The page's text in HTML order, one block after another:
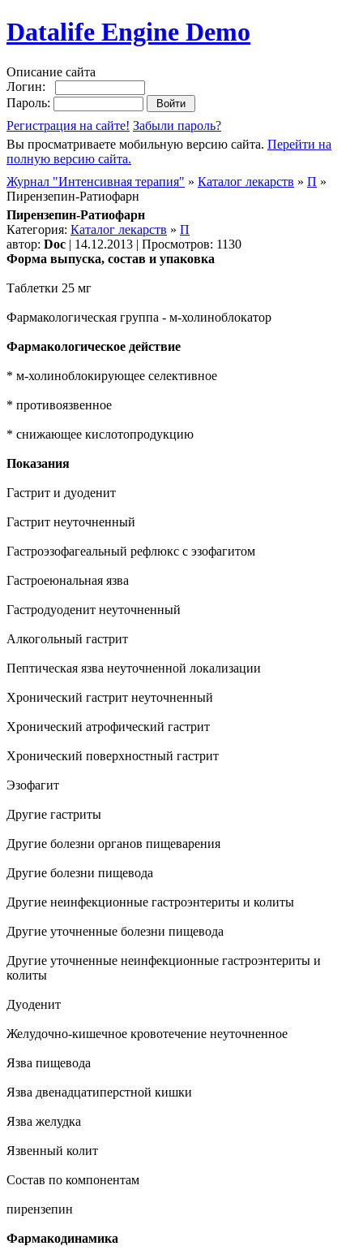
Datalife Engine Demo
Описание сайта
Логин:
Пароль:
Регистрация на сайте! Забыли пароль?
Вы просматриваете мобильную версию сайта. Перейти на
полную версию сайта.
Журнал "Интенсивная терапия" » Каталог лекарств » П »
Пирензепин-Ратиофарн
Пирензепин-Ратиофарн
Категория: Каталог лекарств » П
автор: Doc | 14.12.2013 | Просмотров: 1130
Форма выпуска, состав и упаковка
Таблетки 25 мг
Фармакологическая группа - м-холиноблокатор
Фармакологическое действие
* м-холиноблокирующее селективное
* противоязвенное
* снижающее кислотопродукцию
Показания
Гастрит и дуоденит
Гастрит неуточненный
Гастроэзофагеальный рефлюкс с эзофагитом
Гастроеюнальная язва
Гастродуоденит неуточненный
Алкогольный гастрит
Пептическая язва неуточненной локализации
Хронический гастрит неуточненный
Хронический атрофический гастрит
Хронический поверхностный гастрит
Эзофагит
Другие гастриты
Другие болезни органов пищеварения
Другие болезни пищевода
Другие неинфекционные гастроэнтериты и колиты
Другие уточненные болезни пищевода
Другие уточненные неинфекционные гастроэнтериты и
колиты
Дуоденит
Желудочно-кишечное кровотечение неуточненное
Язва пищевода
Язва двенадцатиперстной кишки
Язва желудка
Язвенный колит
Состав по компонентам
пирензепин
Фармакодинамика